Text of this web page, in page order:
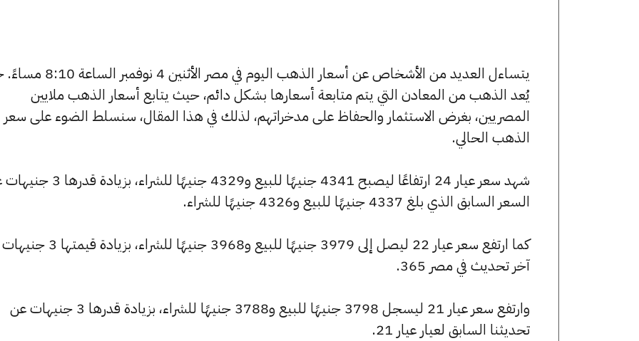
يتساءل العديد من الأشخاص عن أسعار الذهب اليوم في
يُعد الذهب من المعادن التي يتم متابعة أسعارها بشكل دائم، حيث يتابع أسعار الذهب ملايين
المصريين، بغرض الاستثمار والحفاظ على مدخراتهم، لذلك في هذا المقال، سنسلط الضوء على سعر
الذهب الحالي.
شهد سعر عيار 24 ارتفاعًا ليصبح 4341 جنيهًا للبيع و4329 جنيهًا
السعر السابق الذي بلغ 4337 جنيهًا للبيع و4326 جنيهًا للشراء.
كما ارتفع سعر عيار 22 ليصل إلى 3979 جنيهًا للبيع و3968 جنيهًا
آخر تحديث في مصر 365.
وارتفع سعر عيار 21 ليسجل 3798 جنيهًا للبيع و3788 جنيهًا للشراء، بزيادة قدرها 3 جنيهات عن
تحديثنا السابق لعيار عيار 21.